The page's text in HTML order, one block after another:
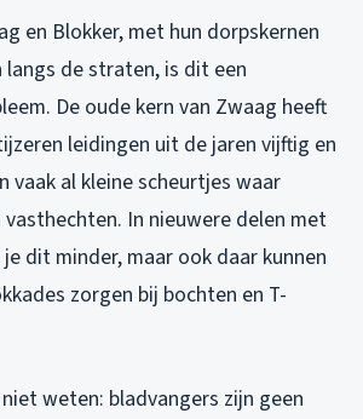
en Blokker, met hun dorpskernen
langs de straten, is dit een
De oude kern van Zwaag heeft
leidingen uit de jaren vijftig en
vaak al kleine scheurtjes waar
vasthechten. In nieuwere delen met
je dit minder, maar ook daar kunnen
zorgen bij bochten en T-
weten: bladvangers zijn geen